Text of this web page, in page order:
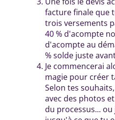
facture finale que
trois versements
40 % d'acompte
d'acompte au
% solde juste
Je commencerai
magie pour créer
Selon tes
avec des photos
du processus...